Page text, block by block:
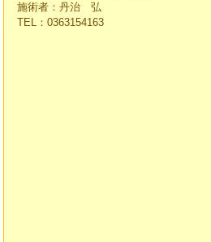
施術者：丹治 弘
TEL：0363154163